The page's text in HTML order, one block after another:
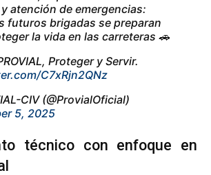
atención de emergencias:
futuros brigadas se preparan
la vida en las carreteras 🚗
Proteger y Servir.
C7xRjn2QNz
CIV (@ProvialOficial)
5, 2025
técnico con enfoque en